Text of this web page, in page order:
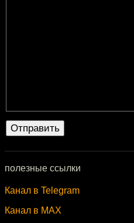
полезные ссылки
Канал в Telegram
Канал в MAX